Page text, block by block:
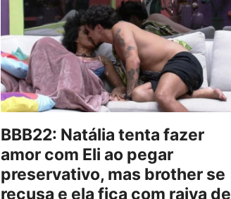
BBB22: Natália tenta fazer
amor com Eli ao pegar
preservativo, mas brother se
recusa e ela fica com raiva de